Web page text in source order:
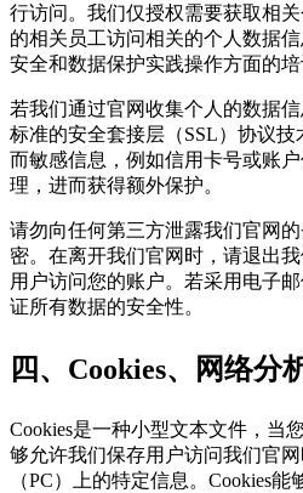
行访问。我们仅授权需要获取相
的相关员工访问相关的个人数据
安全和数据保护实践操作方面的培
若我们通过官网收集个人的数据
标准的安全套接层（SSL）协议技
而敏感信息，例如信用卡号或账
理，进而获得额外保护。
请勿向任何第三方泄露我们官网
密。在离开我们官网时，请退出
用户访问您的账户。若采用电子
证所有数据的安全性。
四、Cookies、网络分
Cookies是一种小型文本文件，当
够允许我们保存用户访问我们官
（PC）上的特定信息。Cookies